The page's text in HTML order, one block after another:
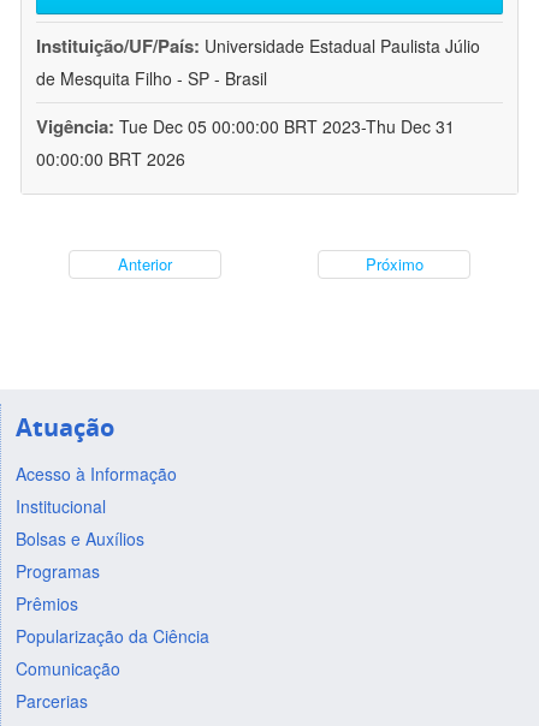
Instituição/UF/País: Universidade Estadual Paulista Júlio
de Mesquita Filho - SP - Brasil
Vigência: Tue Dec 05 00:00:00 BRT 2023-Thu Dec 31
00:00:00 BRT 2026
Anterior Próximo
Atuação
Acesso à Informação
Institucional
Bolsas e Auxílios
Programas
Prêmios
Popularização da Ciência
Comunicação
Parcerias